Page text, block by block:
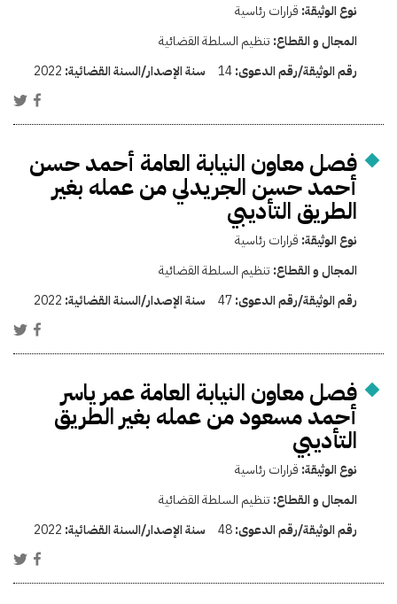
نوع الوثيقة: قرارات رئاسية
المجال و القطاع: تنظيم السلطة القضائية
رقم الوثيقة/رقم الدعوى:14 سنة الإصدار/السنة القضائية: 2022
فصل معاون النيابة العامة أحمد حسن
أحمد حسن الجريدلي من عمله بغير
الطريق التأديبي
نوع الوثيقة: قرارات رئاسية
المجال و القطاع: تنظيم السلطة القضائية
رقم الوثيقة/رقم الدعوى:47 سنة الإصدار/السنة القضائية: 2022
فصل معاون النيابة العامة عمر ياسر
أحمد مسعود من عمله بغير الطريق
التأديبي
نوع الوثيقة: قرارات رئاسية
المجال و القطاع: تنظيم السلطة القضائية
رقم الوثيقة/رقم الدعوى:48 سنة الإصدار/السنة القضائية: 2022